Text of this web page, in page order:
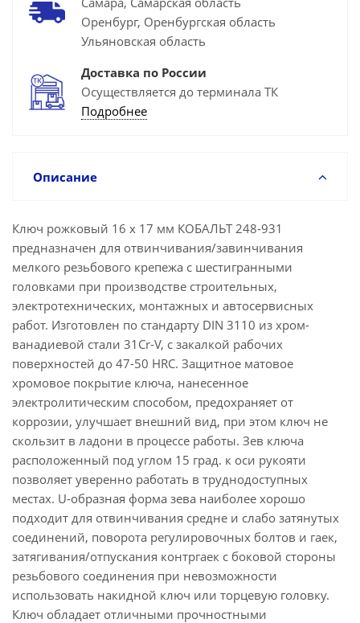
Оренбург, Оренбургская область
Ульяновская область
Доставка по России
Осуществляется до терминала ТК
Подробнее
Описание
Ключ рожковый 16 х 17 мм КОБАЛЬТ 248-931
предназначен для отвинчивания/завинчивания
мелкого резьбового крепежа с шестигранными
головками при производстве строительных,
электротехнических, монтажных и автосервисных
работ. Изготовлен по стандарту DIN 3110 из хром-
ванадиевой стали 31Cr-V, с закалкой рабочих
поверхностей до 47-50 HRC. Защитное матовое
хромовое покрытие ключа, нанесенное
электролитическим способом, предохраняет от
коррозии, улучшает внешний вид, при этом ключ не
скользит в ладони в процессе работы. Зев ключа
расположенный под углом 15 град. к оси рукояти
позволяет уверенно работать в труднодоступных
местах. U-образная форма зева наиболее хорошо
подходит для отвинчивания средне и слабо затянутых
соединений, поворота регулировочных болтов и гаек,
затягивания/отпускания контргаек с боковой стороны
резьбового соединения при невозможности
использовать накидной ключ или торцевую головку.
Ключ обладает отличными прочностными